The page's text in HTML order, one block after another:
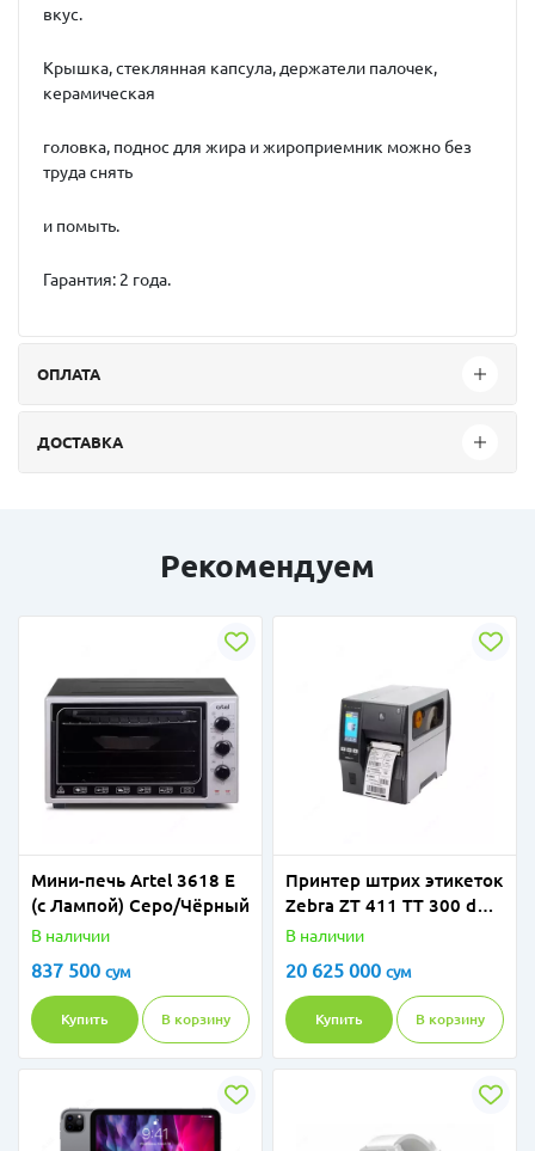
вкус.
Крышка, стеклянная капсула, держатели палочек,
керамическая
головка, поднос для жира и жироприемник можно без
труда снять
и помыть.
Гарантия: 2 года.
ОПЛАТА
ДОСТАВКА
Рекомендуем
Мини-печь Artel 3618 E
(c Лампой) Серо/Чёрный
В наличии
837 500 сум
Купить В корзину
Принтер штрих этикеток
Zebra ZT 411 TT 300 dpi,
LAN, BT 4.1 USB (P/N
В наличии
20 625 000 сум
Купить В корзину